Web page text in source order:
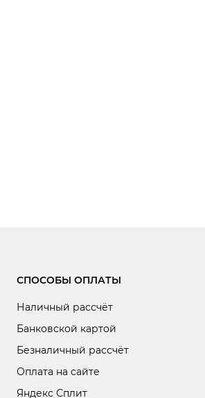
СПОСОБЫ ОПЛАТЫ
Наличный рассчёт
Банковской картой
Безналичный рассчёт
Оплата на сайте
Яндекс Сплит